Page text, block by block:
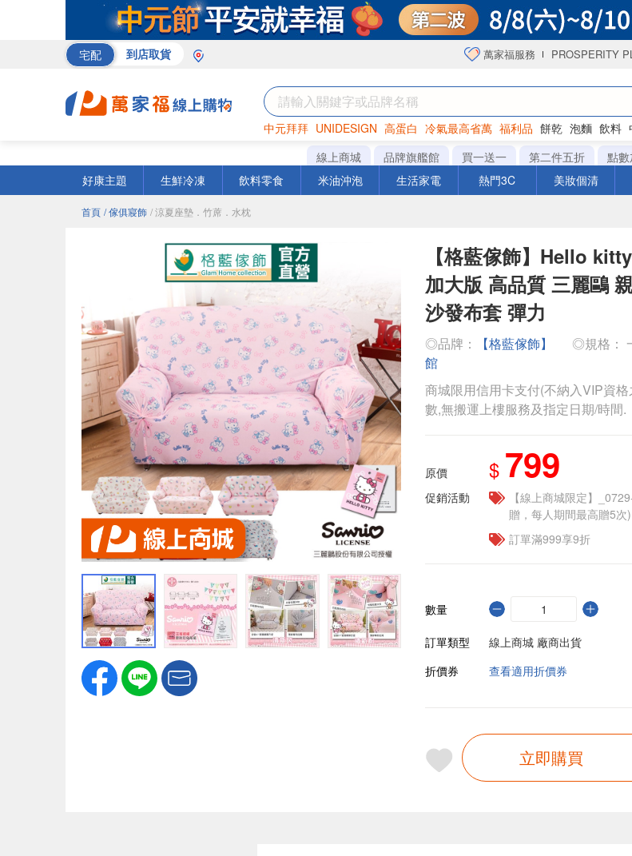
宅配 到店取貨 萬家福服務 PROSPERITY
中元拜拜 UNIDESIGN 高蛋白 冷氣最高省萬 福利品 餅乾 泡麵 飲料
罐頭 咖啡 海苔
線上商城 品牌旗艦館 買一送一 第二件五折 點
好康主題
生鮮冷凍 飲料零食 米油沖泡 生活家電 熱門3C 美妝個清
首頁 / 傢俱寢飾 / 涼夏座墊．竹蓆．水枕
【格藍傢飾】Hello
加大版 高品質 三麗鷗
沙發布套 彈力
◎品牌： 【格藍傢飾】 ◎規格：
館
商城限用信用卡支付(不納入VIP資
數,無搬運上樓服務及指定日期/時間.
原價 $ 799
促銷活動
【線上商城限定】
贈，每人期間最高贈5次)
訂單滿999享9折
數量
訂單類型
線上商城 廠商出貨
折價券
查看適用折價券
立即購買